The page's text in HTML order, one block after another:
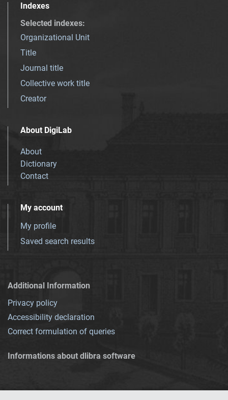
Indexes
Selected indexes:
Organizational Unit
Title
Journal title
Collective work title
Creator
About DigiLab
About
Dictionary
Contact
My account
My profile
Saved search results
Additional Information
Privacy policy
Accessibility declaration
Correct formulation of queries
Informations about dlibra software